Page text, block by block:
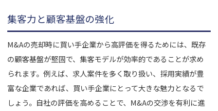
集客力と顧客基盤の強化
M&Aの売却時に買い手企業から高評価を得るためには、既存
の顧客基盤が堅固で、集客モデルが効率的であることが求め
られます。例えば、求人案件を多く取り扱い、採用実績が豊
富な企業であれば、買い手企業にとって大きな魅力となるで
しょう。自社の評価を高めることで、M&Aの交渉を有利に進